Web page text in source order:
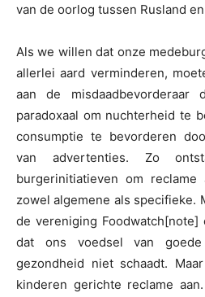
van de oorlog tussen Rusland
Als we willen dat onze
allerlei aard verminderen,
aan de
paradoxaal om nuchterheid te
consumptie te bevorderen
van advertenties. Zo
burgerinitiatieven om
zowel algemene als specifieke.
de vereniging
dat ons voedsel van
gezondheid niet schaadt.
kinderen gerichte reclame